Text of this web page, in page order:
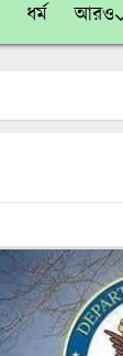
ধর্ম আরও